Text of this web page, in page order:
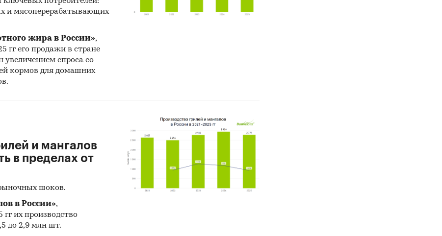
и мясоперерабатывающих
жира в России»,
гг его продажи в стране
увеличением спроса со
кормов для домашних
и мангалов
в пределах от
шоков.
в России»,
гг их производство
до 2,9 млн шт.